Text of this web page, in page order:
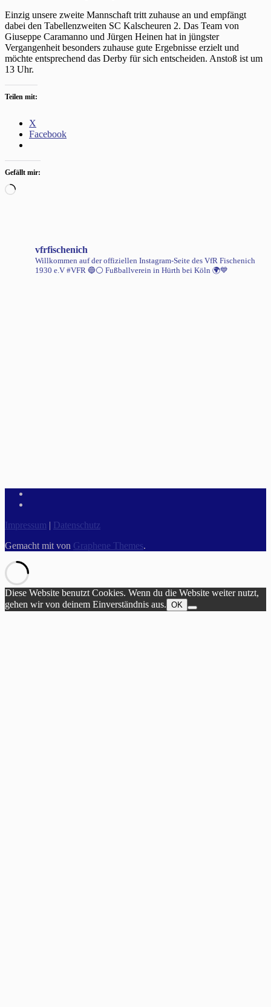
Einzig unsere zweite Mannschaft tritt zuhause an und empfängt
dabei den Tabellenzweiten SC Kalscheuren 2. Das Team von
Giuseppe Caramanno und Jürgen Heinen hat in jüngster
Vergangenheit besonders zuhause gute Ergebnisse erzielt und
möchte entsprechend das Derby für sich entscheiden. Anstoß ist um
13 Uhr.
Teilen mit:
X
Facebook
Gefällt mir:
Wird
vfrfischenich
Willkommen auf der offiziellen Instagram-Seite des VfR Fischenich
1930 e.V #VFR 🔵⚪️ Fußballverein in Hürth bei Köln 🌍💙
Impressum | Datenschutz
Gemacht mit von Graphene Themes.
Diese Website benutzt Cookies. Wenn du die Website weiter nutzt,
gehen wir von deinem Einverständnis aus. OK